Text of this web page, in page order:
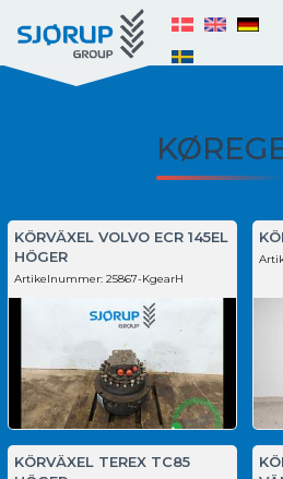
KÖRVÄXEL VOLVO ECR 145EL
HÖGER
Artikelnummer: 25867-KgearH
KÖRVÄXEL TEREX TC85